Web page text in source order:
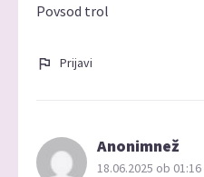
Povsod trol
Prijavi
Anonimnež
18.06.2025 ob 01:16